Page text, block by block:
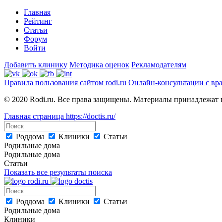
Главная
Рейтинг
Статьи
Форум
Войти
Добавить клинику Методика оценок Рекламодателям
Правила пользования сайтом rodi.ru Онлайн-консультации с
© 2020 Rodi.ru. Все права защищены. Материалы принадлежат
Главная страница https://doctis.ru/
Роддома Клиники
Статьи
Родильные дома
Родильные дома
Статьи
Показать все результаты поиска
Роддома Клиники
Статьи
Родильные дома
Клиники